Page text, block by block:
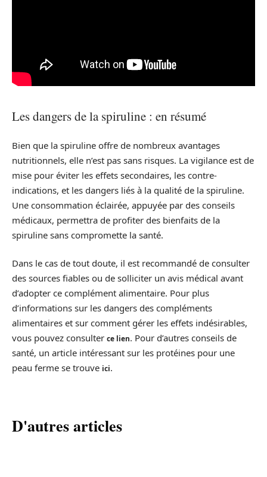
Les dangers de la spiruline : en résumé
Bien que la spiruline offre de nombreux avantages
nutritionnels, elle n’est pas sans risques. La vigilance est de
mise pour éviter les effets secondaires, les contre-
indications, et les dangers liés à la qualité de la spiruline.
Une consommation éclairée, appuyée par des conseils
médicaux, permettra de profiter des bienfaits de la
spiruline sans compromette la santé.
Dans le cas de tout doute, il est recommandé de consulter
des sources fiables ou de solliciter un avis médical avant
d’adopter ce complément alimentaire. Pour plus
d’informations sur les dangers des compléments
alimentaires et sur comment gérer les effets indésirables,
vous pouvez consulter ce lien. Pour d’autres conseils de
santé, un article intéressant sur les protéines pour une
peau ferme se trouve ici.
D'autres articles